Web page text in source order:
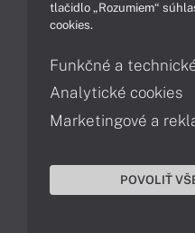
Podpora a servis
043 4224 771
tlačidlo „Rozumiem“
cookies.
Funkčné a
Analytické cookies
Marketingové a
POVOLIŤ